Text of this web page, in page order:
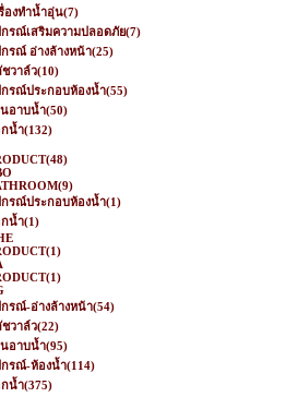
องทำน้ำอุ่น(7)
รณ์เสริมความปลอดภัย(7)
รณ์ อ่างล้างหน้า(25)
วาล์ว(10)
รณ์ประกอบห้องน้ำ(55)
อาบน้ำ(50)
น้ำ(132)
(48)
(9)
รณ์ประกอบห้องน้ำ(1)
น้ำ(1)
(1)
(1)
รณ์-อ่างล้างหน้า(54)
วาล์ว(22)
อาบน้ำ(95)
กรณ์-ห้องน้ำ(114)
น้ำ(375)